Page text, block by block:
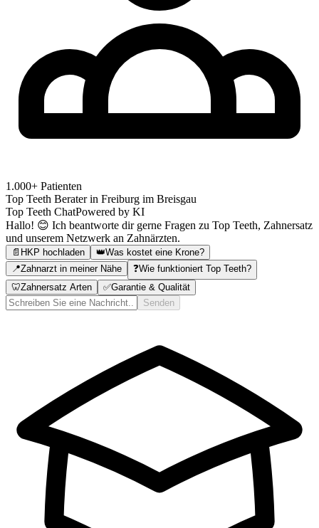
1.000+ Patienten
Top Teeth Berater in Freiburg im Breisgau
Top Teeth ChatPowered by KI
Hallo! 😊 Ich beantworte dir gerne Fragen zu Top Teeth, Zahnersatz
und unserem Netzwerk an Zahnärzten.
📄 HKP hochladen 👑Was kostet eine Krone?
📍Zahnarzt in meiner Nähe ❓Wie funktioniert Top Teeth?
🦷Zahnersatz Arten ✅Garantie & Qualität
Senden